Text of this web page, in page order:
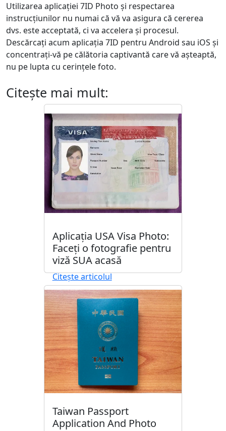
Utilizarea aplicației 7ID Photo și respectarea
instrucțiunilor nu numai că vă va asigura că cererea
dvs. este acceptată, ci va accelera și procesul.
Descărcați acum aplicația 7ID pentru Android sau iOS și
concentrați-vă pe călătoria captivantă care vă așteaptă,
nu pe lupta cu cerințele foto.
Citeşte mai mult:
Aplicația USA Visa Photo:
Faceți o fotografie pentru
viză SUA acasă
Citește articolul
Taiwan Passport
Application And Photo